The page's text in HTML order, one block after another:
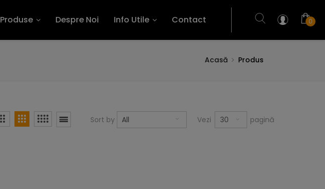
Produse Despre Noi Info Utile Contact 0
Acasă Produs
Sort by All Vezi 30 pagină